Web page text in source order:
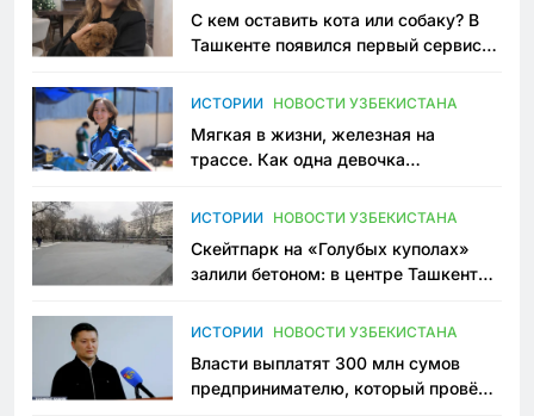
С кем оставить кота или собаку? В
Ташкенте появился первый сервис
ИСТОРИИ НОВОСТИ УЗБЕКИСТАНА
Мягкая в жизни, железная на
трассе. Как одна девочка
Узбекистане
ИСТОРИИ НОВОСТИ УЗБЕКИСТАНА
Скейтпарк на «Голубых куполах»
залили бетоном: в центре Ташкента
пространство
ИСТОРИИ НОВОСТИ УЗБЕКИСТАНА
Власти выплатят 300 млн сумов
предпринимателю, который провёл